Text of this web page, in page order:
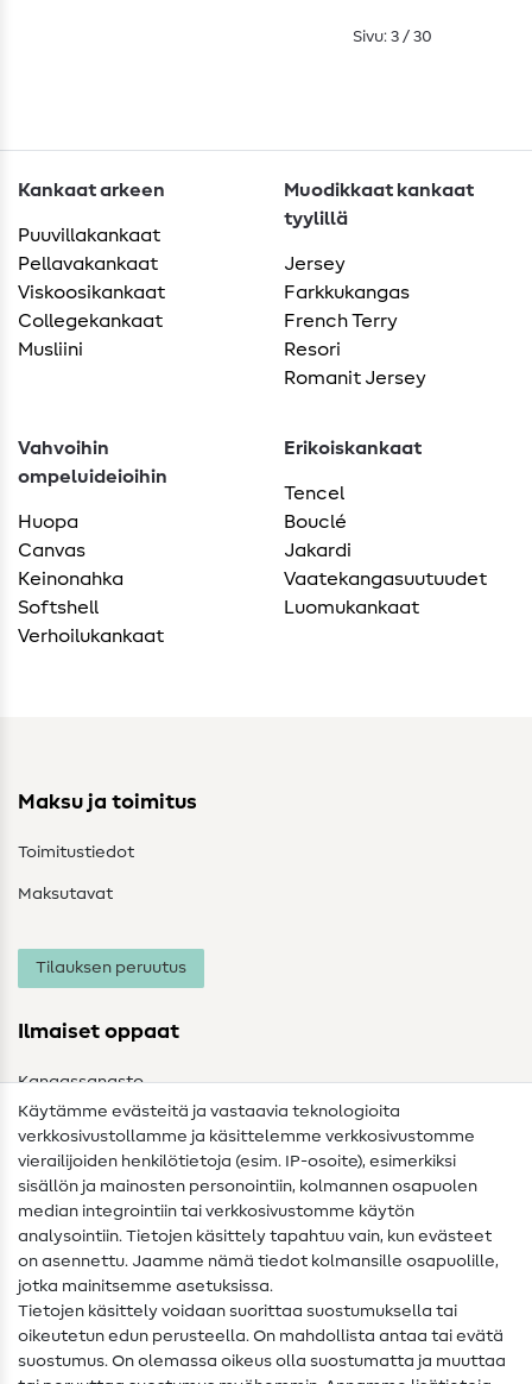
Sivu: 3 / 30
Kankaat arkeen
Puuvillakankaat
Pellavakankaat
Viskoosikankaat
Collegekankaat
Musliini
Muodikkaat kankaat
tyylillä
Jersey
Farkkukangas
French Terry
Resori
Romanit Jersey
Vahvoihin
ompeluideioihin
Huopa
Canvas
Keinonahka
Softshell
Verhoilukankaat
Erikoiskankaat
Tencel
Bouclé
Jakardi
Vaatekangasuutuudet
Luomukankaat
Maksu ja toimitus
Toimitustiedot
Maksutavat
Tilauksen peruutus
Ilmaiset oppaat
Kangassanasto
Ompelusanasto
Ompeluohjeet
Apua ja yhteystiedot
Yhteystiedot
Tietoa omistajanvaihdoksesta
Käytämme evästeitä ja vastaavia teknologioita
verkkosivustollamme ja käsittelemme verkkosivustomme
vierailijoiden henkilötietoja (esim. IP-osoite), esimerkiksi
sisällön ja mainosten personointiin, kolmannen osapuolen
median integrointiin tai verkkosivustomme käytön
analysointiin. Tietojen käsittely tapahtuu vain, kun evästeet
on asennettu. Jaamme nämä tiedot kolmansille osapuolille,
jotka mainitsemme asetuksissa.
Tietojen käsittely voidaan suorittaa suostumuksella tai
oikeutetun edun perusteella. On mahdollista antaa tai evätä
suostumus. On olemassa oikeus olla suostumatta ja muuttaa